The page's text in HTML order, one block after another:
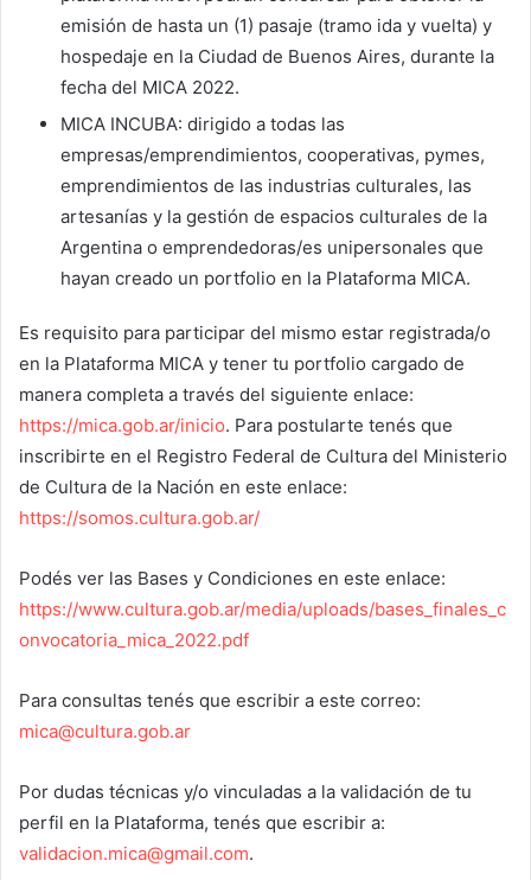
emisión de hasta un (1) pasaje (tramo ida y vuelta) y
hospedaje en la Ciudad de Buenos Aires, durante la
fecha del MICA 2022.
MICA INCUBA: dirigido a todas las
empresas/emprendimientos, cooperativas, pymes,
emprendimientos de las industrias culturales, las
artesanías y la gestión de espacios culturales de la
Argentina o emprendedoras/es unipersonales que
hayan creado un portfolio en la Plataforma MICA.
Es requisito para participar del mismo estar registrada/o
en la Plataforma MICA y tener tu portfolio cargado de
manera completa a través del siguiente enlace:
https://mica.gob.ar/inicio. Para postularte tenés que
inscribirte en el Registro Federal de Cultura del Ministerio
de Cultura de la Nación en este enlace:
https://somos.cultura.gob.ar/
Podés ver las Bases y Condiciones en este enlace:
https://www.cultura.gob.ar/media/uploads/bases_finales_c
onvocatoria_mica_2022.pdf
Para consultas tenés que escribir a este correo:
mica@cultura.gob.ar
Por dudas técnicas y/o vinculadas a la validación de tu
perfil en la Plataforma, tenés que escribir a:
validacion.mica@gmail.com.